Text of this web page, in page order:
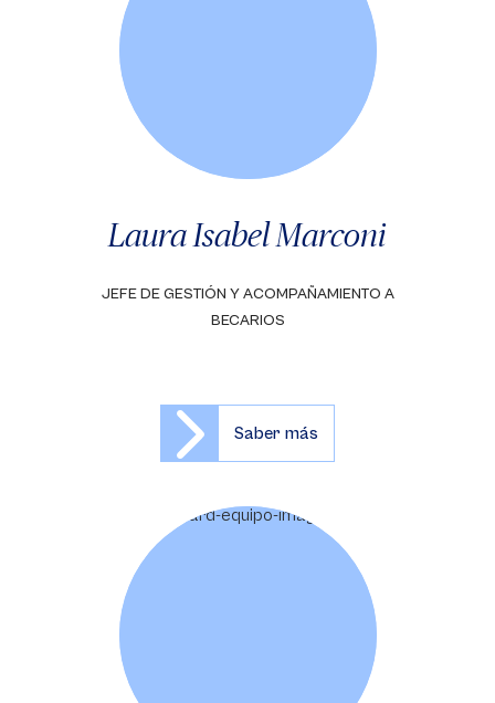
Laura Isabel Marconi
JEFE DE GESTIÓN Y ACOMPAÑAMIENTO A
BECARIOS
Saber más